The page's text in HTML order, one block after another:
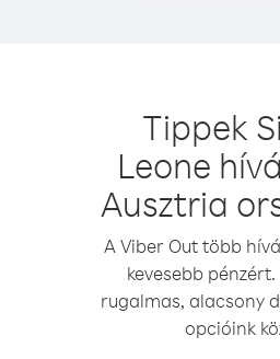
Tippek
Leone
Ausztria
A Viber Out több
kevesebb
rugalmas, alacsony
opcióink